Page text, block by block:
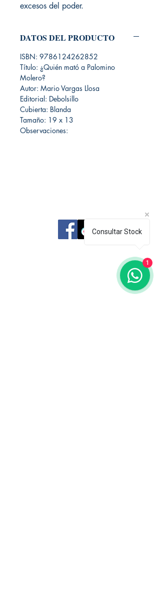
excesos del poder.
DATOS DEL PRODUCTO
ISBN: 9786124262852
Título: ¿Quién mató a Palomino
Molero?
Autor: Mario Vargas Llosa
Editorial: Debolsillo
Cubierta: Blanda
Tamaño: 19 x 13
Observaciones:
Consultar Stock
1